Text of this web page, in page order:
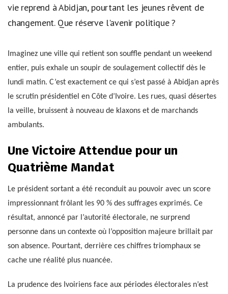
vie reprend à Abidjan, pourtant les jeunes rêvent de
changement. Que réserve l'avenir politique ?
Imaginez une ville qui retient son souffle pendant un weekend
entier, puis exhale un soupir de soulagement collectif dès le
lundi matin. C’est exactement ce qui s’est passé à Abidjan après
le scrutin présidentiel en Côte d’Ivoire. Les rues, quasi désertes
la veille, bruissent à nouveau de klaxons et de marchands
ambulants.
Une Victoire Attendue pour un
Quatrième Mandat
Le président sortant a été reconduit au pouvoir avec un score
impressionnant frôlant les 90 % des suffrages exprimés. Ce
résultat, annoncé par l’autorité électorale, ne surprend
personne dans un contexte où l’opposition majeure brillait par
son absence. Pourtant, derrière ces chiffres triomphaux se
cache une réalité plus nuancée.
La prudence des Ivoiriens face aux périodes électorales n’est